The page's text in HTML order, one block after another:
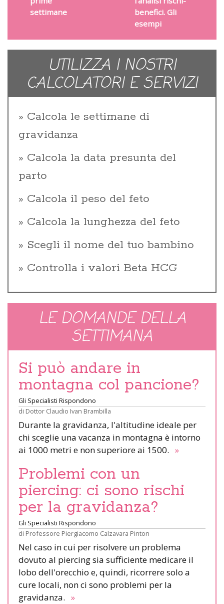
settimane
benefici. Gli
esempi
UTILIZZA I NOSTRI
CALCOLATORI E SERVIZI
Calcola le settimane di
gravidanza
Calcola la data presunta del
parto
Calcola il peso del feto
Calcola la lunghezza del feto
Scegli il nome del tuo bambino
Controlla i valori Beta HCG
LE DOMANDE DELLA
SETTIMANA
Si può andare in
montagna col pancione?
Gli Specialisti Rispondono
di Dottor Claudio Ivan Brambilla
Durante la gravidanza, l'altitudine ideale per
chi sceglie una vacanza in montagna è intorno
ai 1000 metri e non superiore ai 1500. »
Problemi con un
piercing: ci sono rischi
per la gravidanza?
Gli Specialisti Rispondono
di Professore Piergiacomo Calzavara Pinton
Nel caso in cui per risolvere un problema
dovuto al piercing sia sufficiente medicare il
lobo dell'orecchio e, quindi, ricorrere solo a
cure locali, non ci sono problemi per la
gravidanza. »